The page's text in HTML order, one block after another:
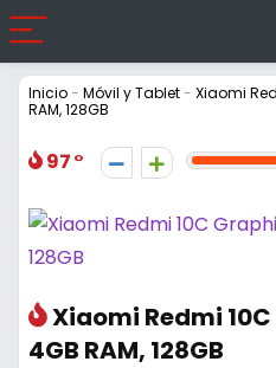
Inicio- Móvil y Tablet- Xiaomi
RAM, 128GB
97
Xiaomi Redmi
4GB RAM, 128GB